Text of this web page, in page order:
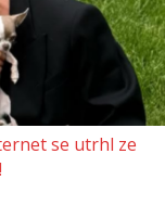
se utrhl ze